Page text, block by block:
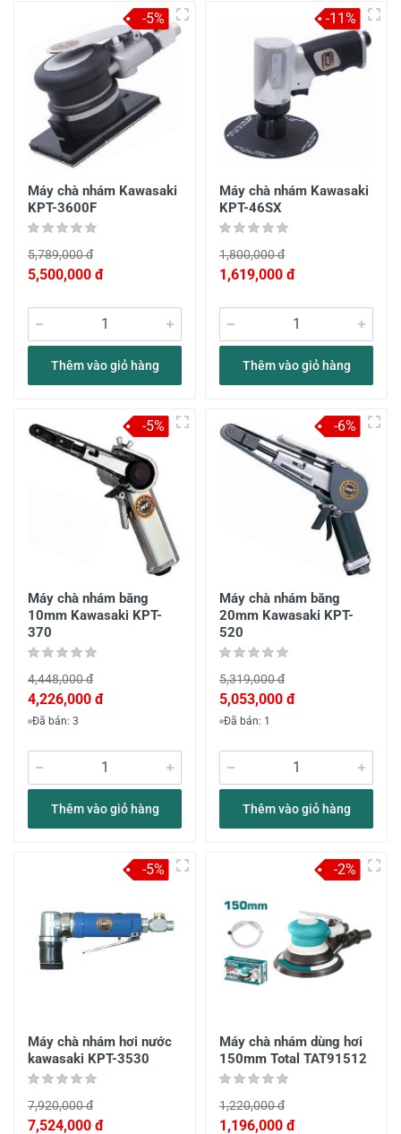
Máy chà nhám Kawasaki
KPT-3600F
5,789,000 đ
5,500,000 đ
Thêm vào giỏ hàng
-5%
Máy chà nhám Kawasaki
KPT-46SX
1,800,000 đ
1,619,000 đ
Thêm vào giỏ hàng
-11%
Máy chà nhám băng
10mm Kawasaki KPT-
370
4,448,000 đ
4,226,000 đ
Đã bán: 3
Thêm vào giỏ hàng
-5%
Máy chà nhám băng
20mm Kawasaki KPT-
520
5,319,000 đ
5,053,000 đ
Đã bán: 1
Thêm vào giỏ hàng
-6%
Máy chà nhám hơi nước
kawasaki KPT-3530
7,920,000 đ
7,524,000 đ
-5%
Máy chà nhám dùng hơi
150mm Total TAT91512
1,220,000 đ
1,196,000 đ
-2%